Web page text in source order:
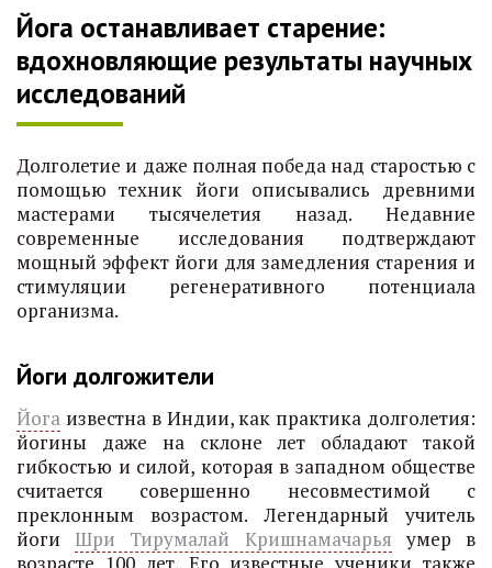
Йога останавливает старение:
вдохновляющие результаты научных
исследований
Долголетие и даже полная победа над старостью с
помощью техник йоги описывались древними
мастерами тысячелетия назад. Недавние
современные исследования подтверждают
мощный эффект йоги для замедления старения и
стимуляции регенеративного потенциала
организма.
Йоги долгожители
Йога известна в Индии, как практика долголетия:
йогины даже на склоне лет обладают такой
гибкостью и силой, которая в западном обществе
считается совершенно несовместимой с
преклонным возрастом. Легендарный учитель
йоги Шри Тирумалай Кришнамачарья умер в